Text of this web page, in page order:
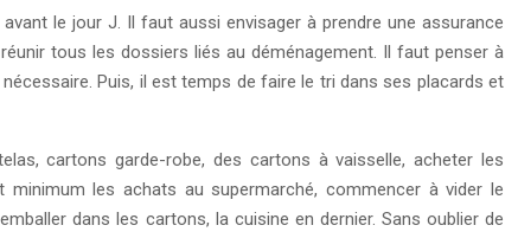
le jour J. Il faut aussi envisager à prendre une assurance
tous les dossiers liés au déménagement. Il faut penser à
Puis, il est temps de faire le tri dans ses placards et
cartons garde-robe, des cartons à vaisselle, acheter les
les achats au supermarché, commencer à vider le
dans les cartons, la cuisine en dernier. Sans oublier de